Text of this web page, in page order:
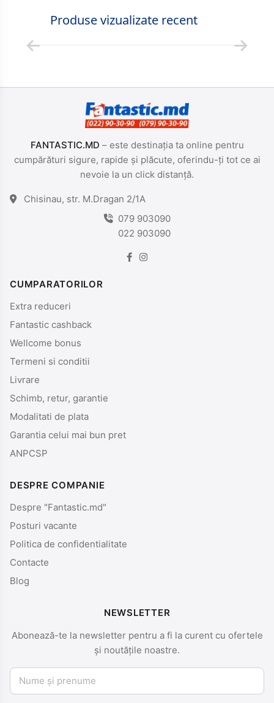
Kg
Produse vizualizate recent
FANTASTIC.MD – este destinația ta online pentru
cumpărături sigure, rapide și plăcute, oferindu-ți tot ce ai
nevoie la un click distanță.
Chisinau, str. M.Dragan 2/1A
079 903090
022 903090
CUMPARATORILOR
Extra reduceri
Fantastic cashback
Wellcome bonus
Termeni si conditii
Livrare
Schimb, retur, garantie
Modalitati de plata
Garantia celui mai bun pret
ANPCSP
DESPRE COMPANIE
Despre "Fantastic.md"
Posturi vacante
Politica de confidentialitate
Contacte
Blog
NEWSLETTER
Abonează-te la newsletter pentru a fi la curent cu ofertele
și noutățile noastre.
Nume și prenume